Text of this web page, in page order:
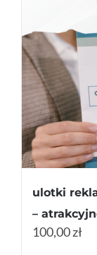
ulotki
–
100,00 zł